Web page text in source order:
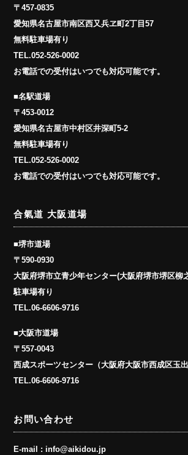
〒457-0835
愛知県名古屋市南区西又兵ヱ町2丁目57
無料駐車場有り
TEL.052-526-0002
お電話での受付はいつでも対応可能です。
■名駅道場
〒453-0012
愛知県名古屋市中村区井深町5-2
無料駐車場有り
TEL.052-526-0002
お電話での受付はいつでも対応可能です。
合氣道 大阪道場
■堺市道場
〒590-0930
大阪府堺市立青少年センター(大阪府堺市堺区柳
駐車場有り
TEL.06-6606-9716
■大阪市道場
〒557-0043
西成スポーツセンター（大阪府大阪市西成区玉出
TEL.06-6606-9716
お問い合わせ
E-mail : info@aikidou.jp